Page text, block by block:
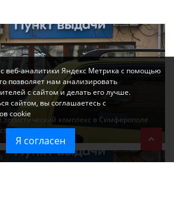
комплекс в Симферополе
товаров
веб-аналитики Яндекс Метрика с помощью
позволяет нам анализировать
с сайтом и делать его лучше.
сайтом, вы соглашаетесь с
cookie
Я согласен